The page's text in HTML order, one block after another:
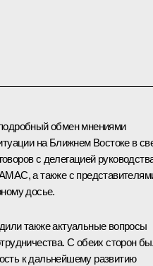
обмен мнениями
на Ближнем Востоке в
с делегацией
а также с
досье.
также актуальные вопросы
С обеих сторон
к дальнейшему развитию